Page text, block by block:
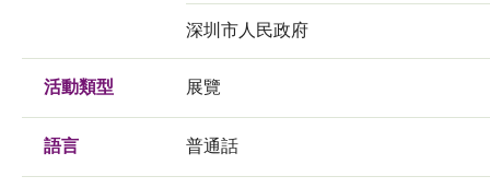
深圳市人民政府
活動類型 展覽
語言 普通話